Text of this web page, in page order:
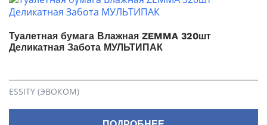
Туалетная бумага Влажная ZEMMA 320шт
Деликатная Забота МУЛЬТИПАК
ESSITY (ЭВОКОМ)